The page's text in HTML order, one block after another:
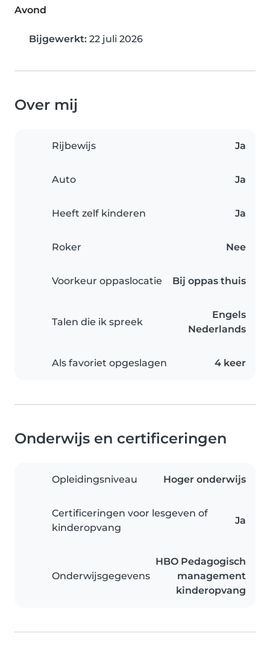
Avond
Bijgewerkt: 22 juli 2026
Over mij
Rijbewijs Ja
Auto Ja
Heeft zelf kinderen Ja
Roker Nee
Voorkeur oppaslocatie Bij oppas thuis
Talen die ik spreek
Engels
Nederlands
Als favoriet opgeslagen 4 keer
Onderwijs en certificeringen
Opleidingsniveau Hoger onderwijs
Certificeringen voor lesgeven of
kinderopvang
Ja
Onderwijsgegevens
HBO Pedagogisch
management
kinderopvang